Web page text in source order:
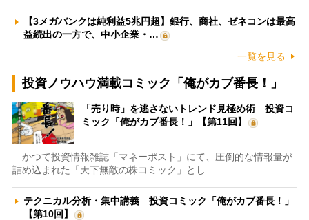
【3メガバンクは純利益5兆円超】銀行、商社、ゼネコンは最高
益続出の一方で、中小企業・…
一覧を見る
投資ノウハウ満載コミック「俺がカブ番長！」
「売り時」を逃さないトレンド見極め術 投資コ
ミック「俺がカブ番長！」【第11回】
かつて投資情報雑誌「マネーポスト」にて、圧倒的な情報量が
詰め込まれた「天下無敵の株コミック」とし…
テクニカル分析・集中講義 投資コミック「俺がカブ番長！」
【第10回】